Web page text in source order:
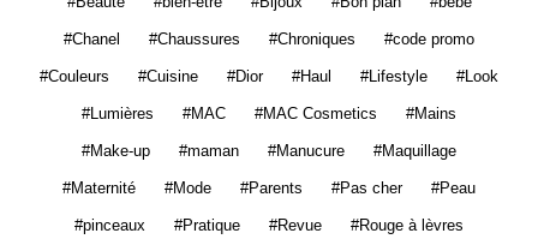
Chanel Chaussures Chroniques code promo
Couleurs Cuisine Dior Haul Lifestyle Look
Lumières MAC MAC Cosmetics Mains
Make-up maman Manucure Maquillage
Maternité Mode Parents Pas cher Peau
pinceaux Pratique Revue Rouge à lèvres